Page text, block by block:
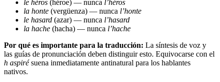
le héros (héroe) — nunca l’héros
la honte (vergüenza) — nunca l’honte
le hasard (azar) — nunca l’hasard
la hache (hacha) — nunca l’hache
Por qué es importante para la traducción: La síntesis de voz y
las guías de pronunciación deben distinguir esto. Equivocarse con el
h aspirésuena inmediatamente antinatural para los hablantes
nativos.